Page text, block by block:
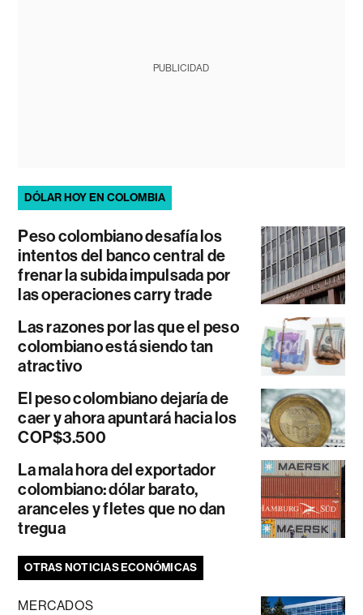
PUBLICIDAD
DÓLAR HOY EN COLOMBIA
Peso colombiano desafía los
intentos del banco central de
frenar la subida impulsada por
las operaciones carry trade
Las razones por las que el peso
colombiano está siendo tan
atractivo
El peso colombiano dejaría de
caer y ahora apuntará hacia los
COP$3.500
La mala hora del exportador
colombiano: dólar barato,
aranceles y fletes que no dan
tregua
OTRAS NOTICIAS ECONÓMICAS
MERCADOS